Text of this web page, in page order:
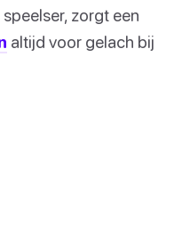
zorgt een
altijd voor gelach bij